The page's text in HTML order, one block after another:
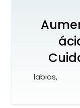
labios,